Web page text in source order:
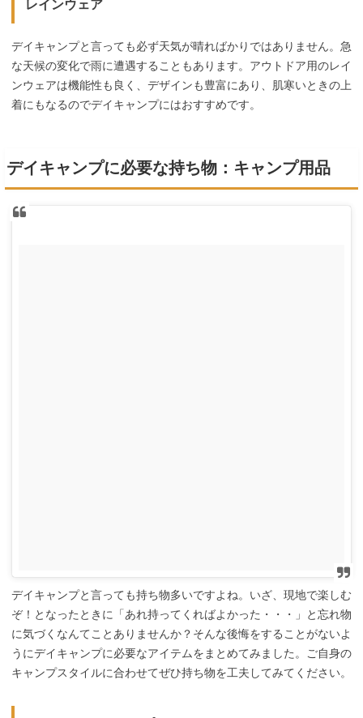
レインウェア
デイキャンプと言っても必ず天気が晴ればかりではありません。急
な天候の変化で雨に遭遇することもあります。アウトドア用のレイ
ンウェアは機能性も良く、デザインも豊富にあり、肌寒いときの上
着にもなるのでデイキャンプにはおすすめです。
デイキャンプに必要な持ち物：キャンプ用品
デイキャンプと言っても持ち物多いですよね。いざ、現地で楽しむ
ぞ！となったときに「あれ持ってくればよかった・・・」と忘れ物
に気づくなんてことありませんか？そんな後悔をすることがないよ
うにデイキャンプに必要なアイテムをまとめてみました。ご自身の
キャンプスタイルに合わせてぜひ持ち物を工夫してみてください。